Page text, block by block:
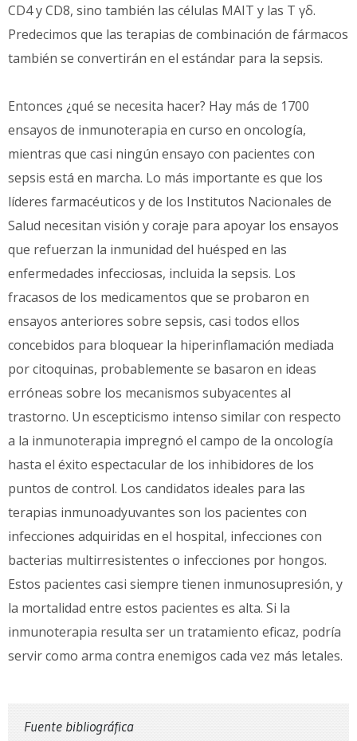
CD4 y CD8, sino también las células MAIT y las T γδ.
Predecimos que las terapias de combinación de fármacos
también se convertirán en el estándar para la sepsis.
Entonces ¿qué se necesita hacer? Hay más de 1700
ensayos de inmunoterapia en curso en oncología,
mientras que casi ningún ensayo con pacientes con
sepsis está en marcha. Lo más importante es que los
líderes farmacéuticos y de los Institutos Nacionales de
Salud necesitan visión y coraje para apoyar los ensayos
que refuerzan la inmunidad del huésped en las
enfermedades infecciosas, incluida la sepsis. Los
fracasos de los medicamentos que se probaron en
ensayos anteriores sobre sepsis, casi todos ellos
concebidos para bloquear la hiperinflamación mediada
por citoquinas, probablemente se basaron en ideas
erróneas sobre los mecanismos subyacentes al
trastorno. Un escepticismo intenso similar con respecto
a la inmunoterapia impregnó el campo de la oncología
hasta el éxito espectacular de los inhibidores de los
puntos de control. Los candidatos ideales para las
terapias inmunoadyuvantes son los pacientes con
infecciones adquiridas en el hospital, infecciones con
bacterias multirresistentes o infecciones por hongos.
Estos pacientes casi siempre tienen inmunosupresión, y
la mortalidad entre estos pacientes es alta. Si la
inmunoterapia resulta ser un tratamiento eficaz, podría
servir como arma contra enemigos cada vez más letales.
Fuente bibliográfica